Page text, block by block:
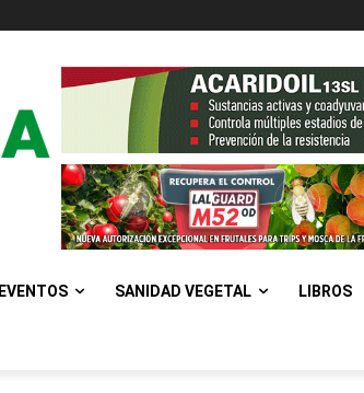
EVENTOS SANIDAD VEGETAL LIBROS